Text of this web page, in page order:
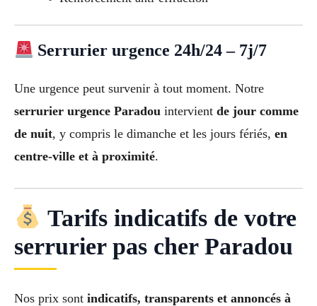
Serrurier urgence 24h/24 – 7j/7
Une urgence peut survenir à tout moment. Notre
serrurier urgence Paradou intervient de jour comme
de nuit, y compris le dimanche et les jours fériés, en
centre-ville et à proximité.
Tarifs indicatifs de votre
serrurier pas cher Paradou
Nos prix sont indicatifs, transparents et annoncés à